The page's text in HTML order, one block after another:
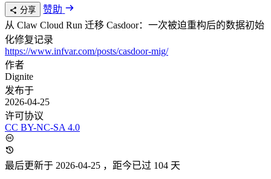
分享
赞助
从 Claw Cloud Run 迁移 Casdoor：一次被迫重构后的数据初始
化修复记录
https://www.infvar.com/posts/casdoor-mig/
作者
Dignite
发布于
2026-04-25
许可协议
CC BY-NC-SA 4.0
最后更新于 2026-04-25 ，距今已过 104 天